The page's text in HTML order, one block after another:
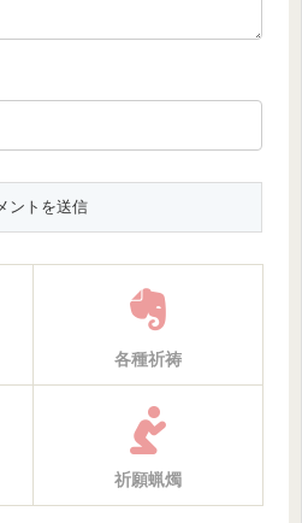
各種祈祷
祈願蝋燭